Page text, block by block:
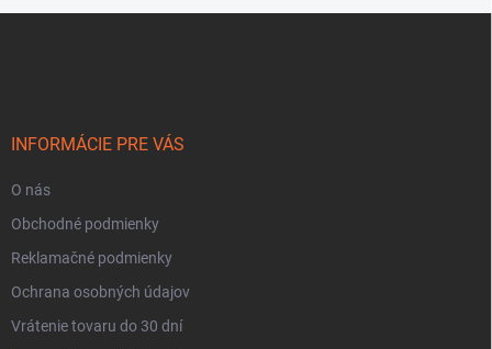
INFORMÁCIE PRE VÁS
O nás
Obchodné podmienky
Reklamačné podmienky
Ochrana osobných údajov
Vrátenie tovaru do 30 dní